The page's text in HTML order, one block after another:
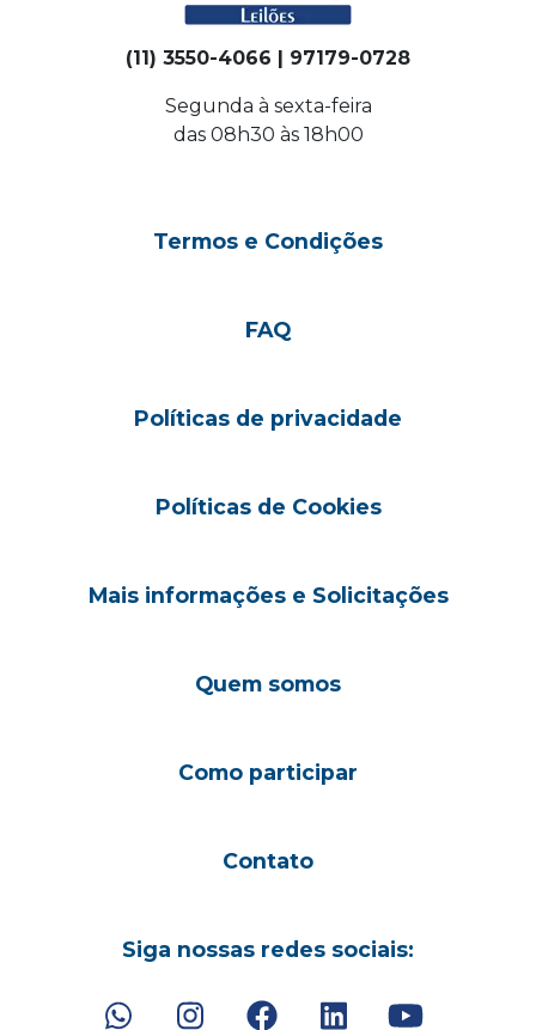
(11) 3550-4066 | 97179-0728
Segunda à sexta-feira
das 08h30 às 18h00
Termos e Condições
FAQ
Políticas de privacidade
Políticas de Cookies
Mais informações e Solicitações
Quem somos
Como participar
Contato
Siga nossas redes sociais: